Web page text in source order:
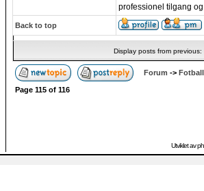
professionel tilgang
Back to top
Display posts from previous:
Forum ->
Page 115 of 116
Utviklet av